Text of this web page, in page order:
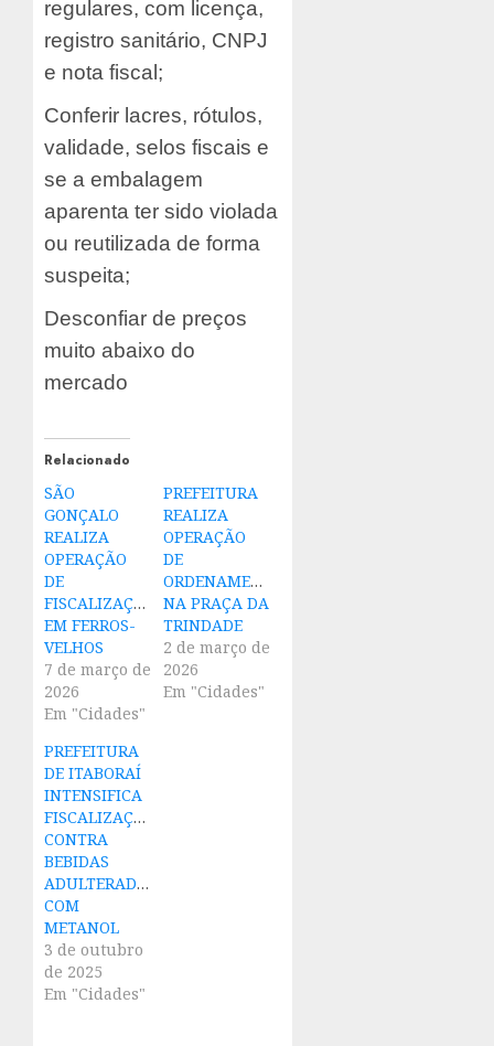
regulares, com licença,
registro sanitário, CNPJ
e nota fiscal;
Conferir lacres, rótulos,
validade, selos fiscais e
se a embalagem
aparenta ter sido violada
ou reutilizada de forma
suspeita;
Desconfiar de preços
muito abaixo do
mercado
Relacionado
SÃO
GONÇALO
REALIZA
OPERAÇÃO
DE
FISCALIZAÇÃO
EM FERROS-
VELHOS
7 de março de
2026
Em "Cidades"
PREFEITURA
REALIZA
OPERAÇÃO
DE
ORDENAMENTO
NA PRAÇA DA
TRINDADE
2 de março de
2026
Em "Cidades"
PREFEITURA
DE ITABORAÍ
INTENSIFICA
FISCALIZAÇÃO
CONTRA
BEBIDAS
ADULTERADAS
COM
METANOL
3 de outubro
de 2025
Em "Cidades"